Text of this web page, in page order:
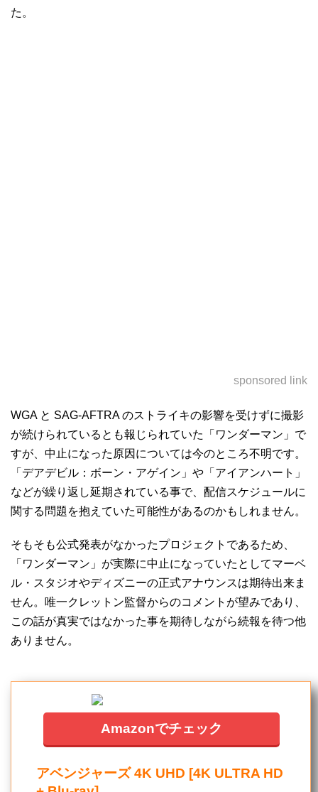
た。
sponsored link
WGA と SAG-AFTRA のストライキの影響を受けずに撮影
が続けられているとも報じられていた「ワンダーマン」で
すが、中止になった原因については今のところ不明です。
「デアデビル：ボーン・アゲイン」や「アイアンハート」
などが繰り返し延期されている事で、配信スケジュールに
関する問題を抱えていた可能性があるのかもしれません。
そもそも公式発表がなかったプロジェクトであるため、
「ワンダーマン」が実際に中止になっていたとしてマーベ
ル・スタジオやディズニーの正式アナウンスは期待出来ま
せん。唯一クレットン監督からのコメントが望みであり、
この話が真実ではなかった事を期待しながら続報を待つ他
ありません。
Amazonでチェック
アベンジャーズ 4K UHD [4K ULTRA HD